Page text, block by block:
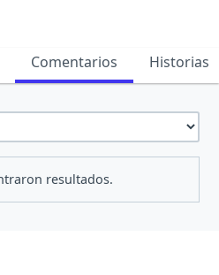
Comentarios Historias
resultados.